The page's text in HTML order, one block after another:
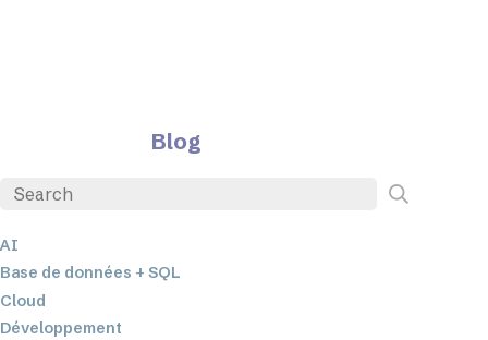
Blog
AI
Base de données + SQL
Cloud
Développement